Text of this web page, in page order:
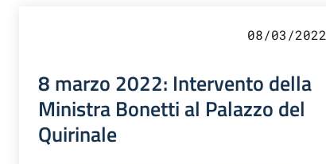
08/03/2022
8 marzo 2022: Intervento della
Ministra Bonetti al Palazzo del
Quirinale